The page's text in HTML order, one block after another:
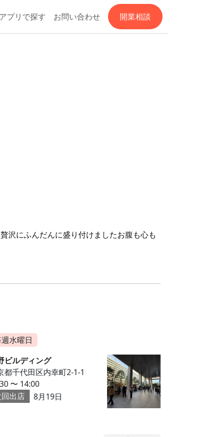
アプリで探す お問い合わせ 開業相談
沢にふんだんに盛り付けましたお腹も心も
水曜日
ビルディング
都千代田区内幸町2-1-1
〜 14:00
出店
8月19日